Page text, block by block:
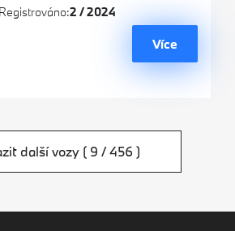
2 / 2024
Více
další vozy ( 9 / 456 )